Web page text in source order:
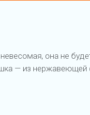
она не
— из нержавеющей